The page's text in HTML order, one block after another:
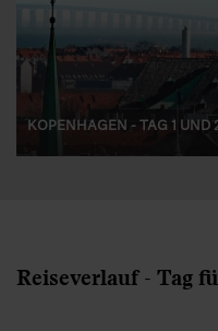
KOPENHAGEN - TAG 1 UND
Reiseverlauf - Tag